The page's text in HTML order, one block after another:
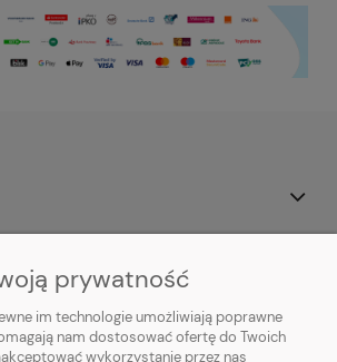
prywatność
im technologie umożliwiają poprawne
nam dostosować ofertę do Twoich
wykorzystanie przez nas